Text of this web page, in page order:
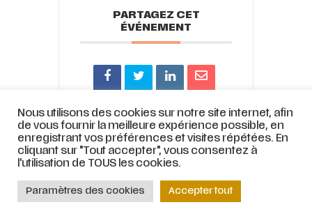
PARTAGEZ CET
ÉVÉNEMENT
© ATELIER LYRIQUE DE TOURCOING | Mentions légales| Stratégie web
Bertrand,
www.mbdesign.fr
Nous utilisons des cookies sur notre site internet, afin
de vous fournir la meilleure expérience possible, en
enregistrant vos préférences et visites répétées. En
cliquant sur "Tout accepter", vous consentez à
l'utilisation de TOUS les cookies.
Paramètres des cookies Accepter tout